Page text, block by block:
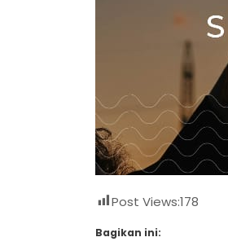
Post Views:178
Bagikan ini: